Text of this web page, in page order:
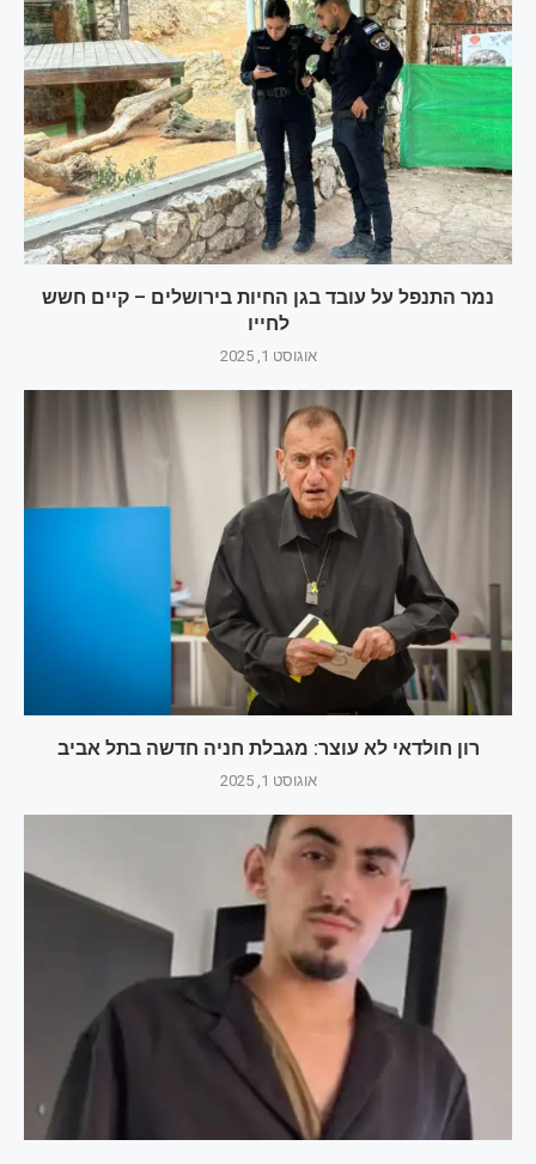
נמר התנפל על עובד בגן החיות בירושלים – קיים חשש
לחייו
אוגוסט 1, 2025
רון חולדאי לא עוצר: מגבלת חניה חדשה בתל אביב
אוגוסט 1, 2025